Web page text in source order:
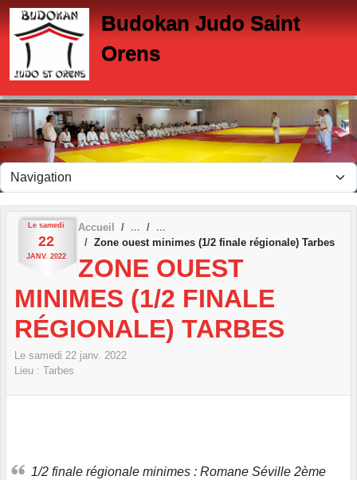
Budokan Judo Saint
Orens
Le samedi
22
JANV. 2022
Accueil
Zone ouest minimes (1/2 finale régionale) Tarbes
ZONE OUEST
MINIMES (1/2 FINALE
RÉGIONALE) TARBES
Le samedi 22 janv. 2022
Lieu : Tarbes
1/2 finale régionale minimes : Romane Séville 2ème
Panneau de gestion des cookies